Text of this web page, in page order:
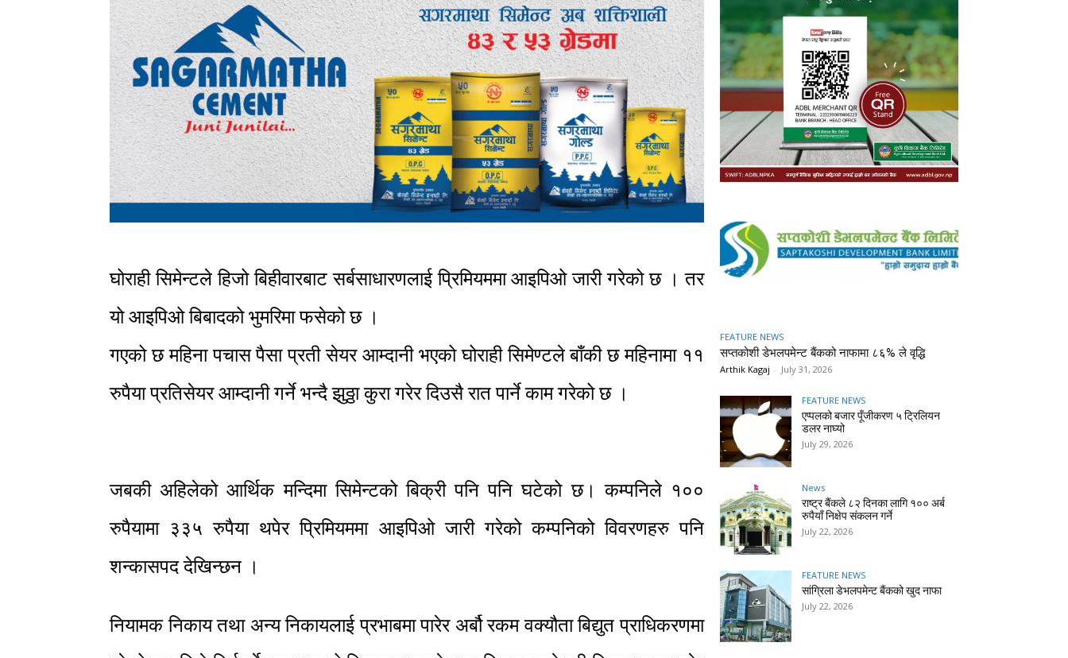
घोराही सिमेन्टले हिजो बिहीवारबाट सर्बसाधारणलाई प्रिमियममा आइपिओ जारी गरेको छ । तर
यो आइपिओ बिबादको भुमरिमा फसेको छ ।
गएको छ महिना पचास पैसा प्रती सेयर आम्दानी भएको घोराही सिमेण्टले बाँकी छ महिनामा ११
रुपैया प्रतिसेयर आम्दानी गर्ने भन्दै झुठ्ठा कुरा गरेर दिउसै रात पार्ने काम गरेको छ ।
जबकी अहिलेको आर्थिक मन्दिमा सिमेन्टको बिक्री पनि पनि घटेको छ। कम्पनिले १००
रुपैयामा ३३५ रुपैया थपेर प्रिमियममा आइपिओ जारी गरेको कम्पनिको विवरणहरु पनि
शन्कासपद देखिन्छन ।
नियामक निकाय तथा अन्य निकायलाई प्रभाबमा पारेर अर्बौ रकम वक्यौता बिद्युत प्राधिकरणमा
FEATURE NEWS
सप्तकोशी डेभलपमेन्ट बैंकको नाफामा ८६% ले वृद्धि
Arthik Kagaj - July 31, 2026
FEATURE NEWS
एप्पलको बजार पूँजीकरण ५ ट्रिलियन
डलर नाघ्यो
July 29, 2026
News
राष्ट्र बैंकले ८२ दिनका लागि १०० अर्ब
रुपैयाँ निक्षेप संकलन गर्ने
July 22, 2026
FEATURE NEWS
सांग्रिला डेभलपमेन्ट बैंकको खुद नाफा
July 22, 2026